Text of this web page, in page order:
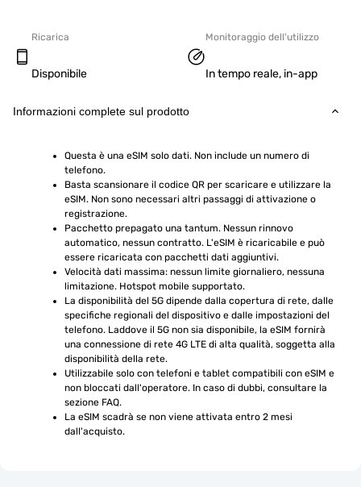
Ricarica
Disponibile
Monitoraggio dell'utilizzo
In tempo reale, in-app
Informazioni complete sul prodotto
Questa è una eSIM solo dati. Non include un numero di
telefono.
Basta scansionare il codice QR per scaricare e utilizzare la
eSIM. Non sono necessari altri passaggi di attivazione o
registrazione.
Pacchetto prepagato una tantum. Nessun rinnovo
automatico, nessun contratto. L'eSIM è ricaricabile e può
essere ricaricata con pacchetti dati aggiuntivi.
Velocità dati massima: nessun limite giornaliero, nessuna
limitazione. Hotspot mobile supportato.
La disponibilità del 5G dipende dalla copertura di rete, dalle
specifiche regionali del dispositivo e dalle impostazioni del
telefono. Laddove il 5G non sia disponibile, la eSIM fornirà
una connessione di rete 4G LTE di alta qualità, soggetta alla
disponibilità della rete.
Utilizzabile solo con telefoni e tablet compatibili con eSIM e
non bloccati dall'operatore. In caso di dubbi, consultare la
sezione FAQ.
La eSIM scadrà se non viene attivata entro 2 mesi
dall'acquisto.